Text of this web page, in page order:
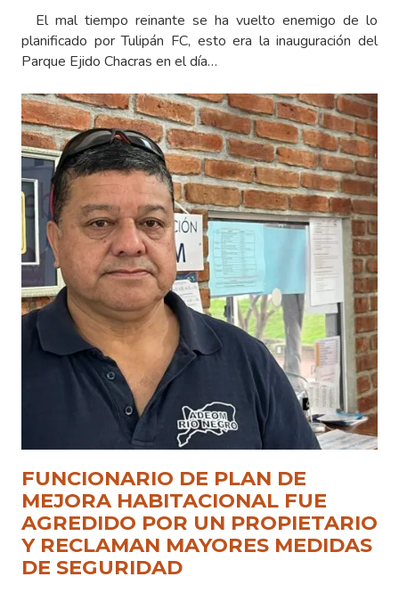
El mal tiempo reinante se ha vuelto enemigo de lo
planificado por Tulipán FC, esto era la inauguración del
Parque Ejido Chacras en el día…
FUNCIONARIO DE PLAN DE
MEJORA HABITACIONAL FUE
AGREDIDO POR UN PROPIETARIO
Y RECLAMAN MAYORES MEDIDAS
DE SEGURIDAD